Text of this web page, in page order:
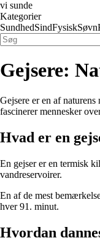
vi sunde
Kategorier
SundhedSindFysiskSøvn
Gejsere:
Gejsere er en af
fascinerer mennesker
Hvad er en
En gejser er en termisk
vandreservoirer.
En af de mest
hver 91. minut.
Hvordan